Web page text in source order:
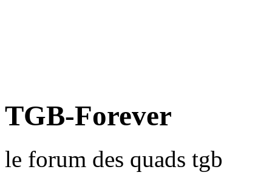
TGB-Forever
le forum des quads tgb